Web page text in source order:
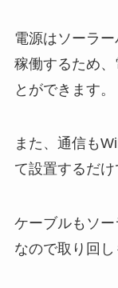
電源はソーラ
稼働するため
とができます。
また、通信も
て設置するだけ
ケーブルもソ
なので取り回し